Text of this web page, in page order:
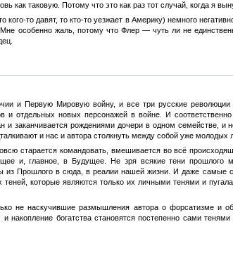
таковую. Потому что это как раз тот случай, когда я
то давят, то кто-то уезжает в Америку) немного
особенно жаль, потому что Флер — чуть ли не
и Первую Мировую войну, и все три русские революции
и отдельных новых персонажей в войне. И
рождениями дочери в одном семействе, и
и нас и автора столкнуть между собой уже молодых
старается командовать, вмешивается во всё
и, главное, в Будущее. Не зря всякие тени прошлого
из Прошлого в сюда, в реалии нашей жизни. И даже самые
которые являются только их личными тенями и
не наскучившие размышления автора о форсатизме и
богатства становятся постепенно сами